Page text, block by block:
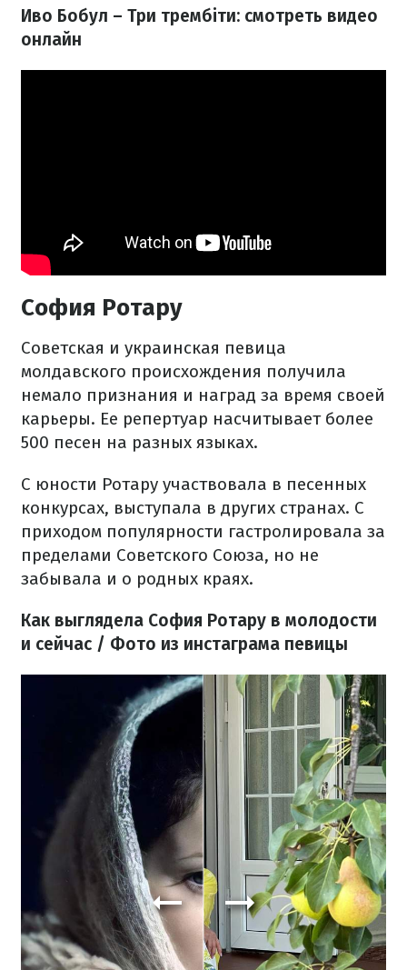
Иво Бобул – Три трембіти: смотреть видео
онлайн
София Ротару
Советская и украинская певица
молдавского происхождения получила
немало признания и наград за время своей
карьеры. Ее репертуар насчитывает более
500 песен на разных языках.
С юности Ротару участвовала в песенных
конкурсах, выступала в других странах. С
приходом популярности гастролировала за
пределами Советского Союза, но не
забывала и о родных краях.
Как выглядела София Ротару в молодости
и сейчас / Фото из инстаграма певицы